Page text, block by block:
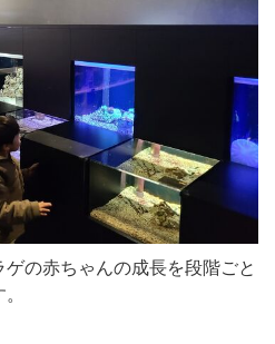
ゲの赤ちゃんの成長を段階ごと